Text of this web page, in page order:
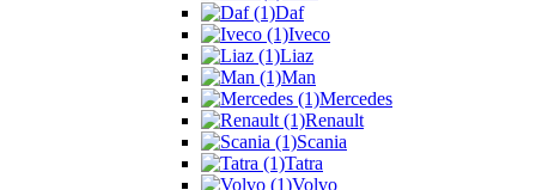
Daf
Iveco
Liaz
Man
Mercedes
Renault
Scania
Tatra
Volvo